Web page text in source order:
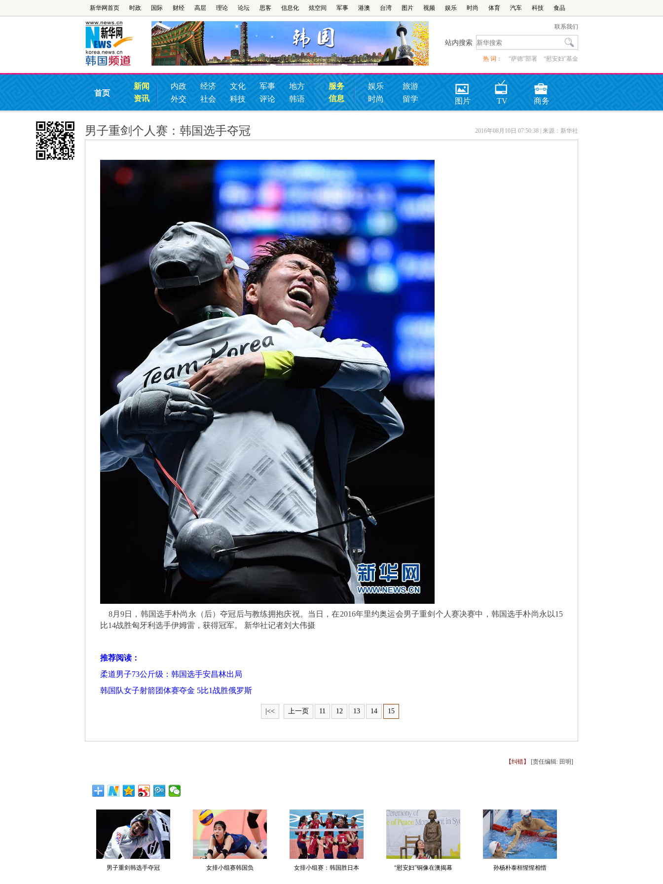
新华网首页 时政 国际 财经 高层 理论 论坛 思客 信息化 炫空间 军事 港澳 台湾 图片 视频 娱乐 时尚 体育 汽车 科技 食品
联系我们
站内搜索
热 词： “萨德”部署 “慰安妇”基金
首页
新闻
资讯
内政 经济 文化 军事
地方
外交
社会 科技 评论 韩语
服务
信息
娱乐
旅游
时尚
留学 图片 TV 商务
男子重剑个人赛：韩国选手夺冠 2016年08月10日 07:50:38 | 来源：新华社
8月9日，韩国选手朴尚永（后）夺冠后与教练拥抱庆祝。当日，在2016年里约奥运会男子重剑个人赛决赛中，韩国选手朴尚永以15
比14战胜匈牙利选手伊姆雷，获得冠军。 新华社记者刘大伟摄
推荐阅读：
柔道男子73公斤级：韩国选手安昌林出局
韩国队女子射箭团体赛夺金 5比1战胜俄罗斯
|<< 上一页 11 12 13 14 15
【纠错】 [责任编辑: 田明]
男子重剑韩选手夺冠 女排小组赛韩国负 女排小组赛：韩国胜日本 “慰安妇”铜像在澳揭幕 孙杨朴泰桓惺惺相惜